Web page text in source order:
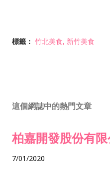
標籤： 竹北美食 新竹美食
這個網誌中的熱門文章
柏嘉開發股份有限
7/01/2020